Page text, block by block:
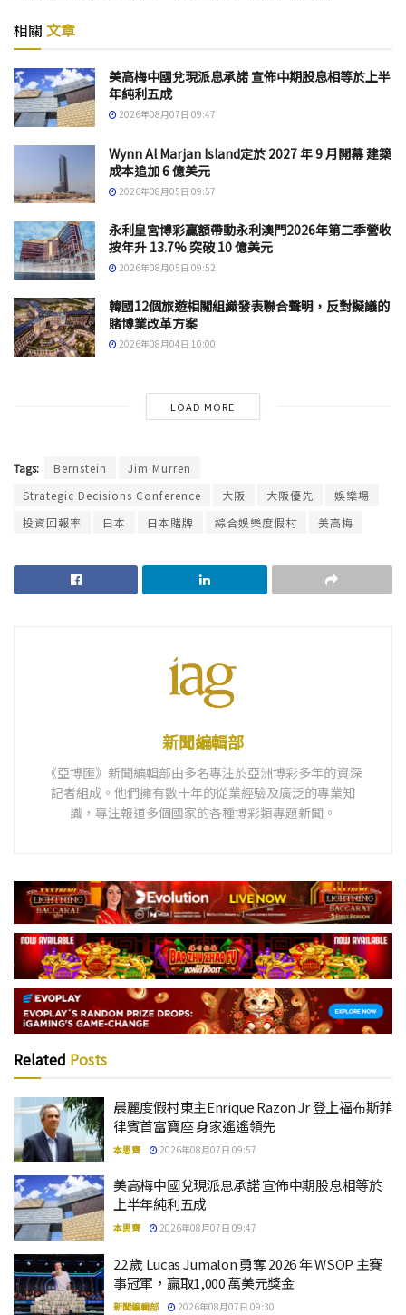
相關 文章
美高梅中國兌現派息承諾 宣佈中期股息相等於上半
年純利五成
2026年08月07日 09:47
Wynn Al Marjan Island定於 2027 年 9 月開幕 建築
成本追加 6 億美元
2026年08月05日 09:57
永利皇宮博彩贏額帶動永利澳門2026年第二季營收
按年升 13.7% 突破 10 億美元
2026年08月05日 09:52
韓國12個旅遊相關組織發表聯合聲明，反對擬議的
賭博業改革方案
2026年08月04日 10:00
LOAD MORE
Tags: Bernstein
Jim Murren
Strategic Decisions Conference
大阪 大阪優先
娛樂場
投資回報率
日本 日本賭牌 綜合娛樂度假村 美高梅
新聞編輯部
《亞博匯》新聞編輯部由多名專注於亞洲博彩多年的資深
記者組成。他們擁有數十年的從業經驗及廣泛的專業知
識，專注報道多個國家的各種博彩類專題新聞。
Related Posts
晨麗度假村東主Enrique Razon Jr 登上福布斯菲
律賓首富寶座 身家遙遙領先
本思齊 2026年08月07日 09:57
美高梅中國兌現派息承諾 宣佈中期股息相等於
上半年純利五成
本思齊 2026年08月07日 09:47
22 歲 Lucas Jumalon 勇奪 2026 年 WSOP 主賽
事冠軍，贏取1,000 萬美元獎金
新聞編輯部 2026年08月07日 09:30